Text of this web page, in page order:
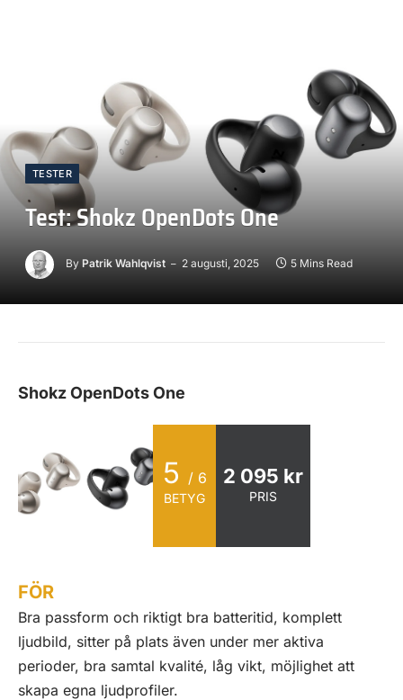
TESTER
Test: Shokz OpenDots One
By Patrik Wahlqvist 2 augusti, 2025 5 Mins Read
Shokz OpenDots One
5 / 6
BETYG
2 095 kr
PRIS
FÖR
Bra passform och riktigt bra batteritid, komplett
ljudbild, sitter på plats även under mer aktiva
perioder, bra samtal kvalité, låg vikt, möjlighet att
skapa egna ljudprofiler.